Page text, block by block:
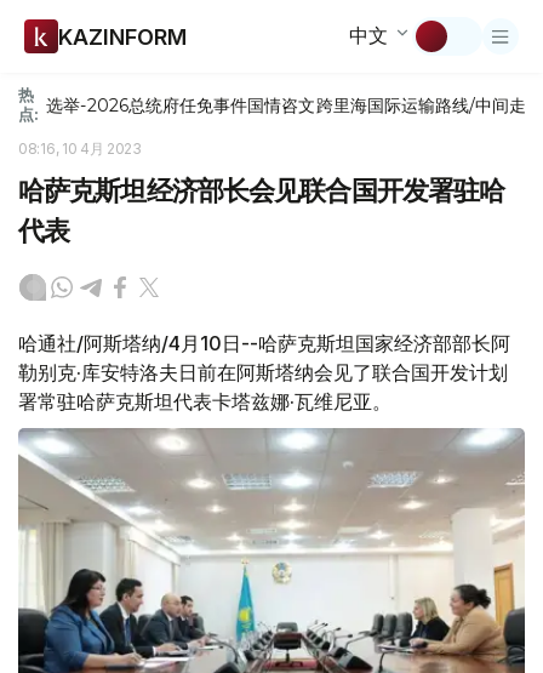
KAZINFORM 中文
热
点: 选举-2026总统府任免事件国情咨文跨里海国际运输路线/中间走廊
08:16, 10 4月 2023
哈萨克斯坦经济部长会见联合国开发署驻哈
代表
哈通社/阿斯塔纳/4月10日--哈萨克斯坦国家经济部部长阿
勒别克·库安特洛夫日前在阿斯塔纳会见了联合国开发计划
署常驻哈萨克斯坦代表卡塔兹娜·瓦维尼亚。